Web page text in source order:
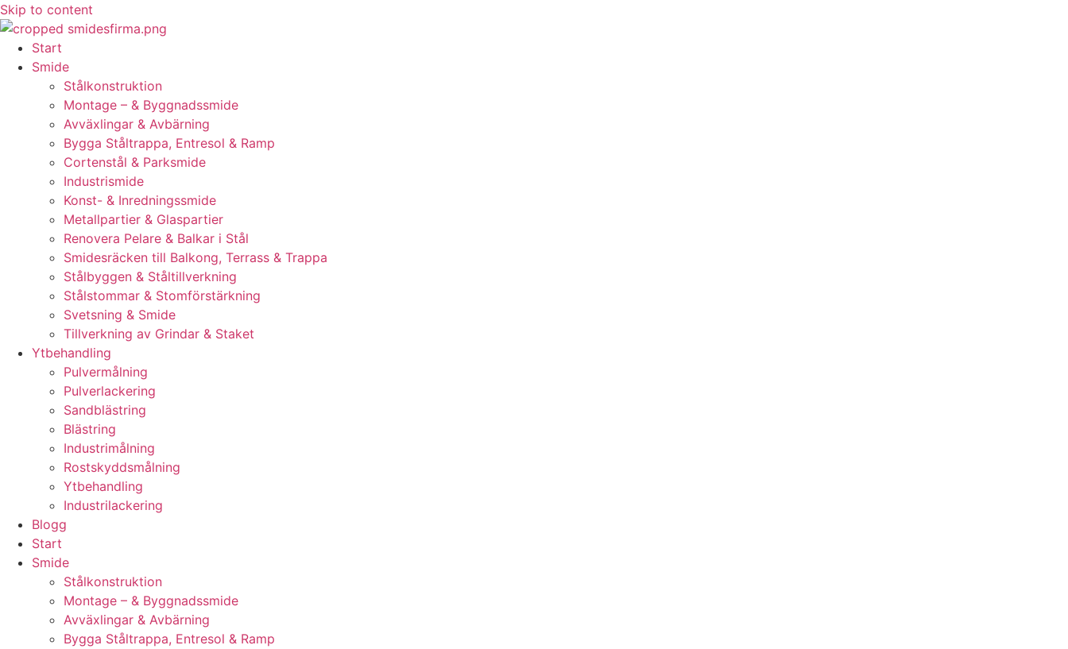
Skip to content
Start
Smide
Stålkonstruktion
Montage – & Byggnadssmide
Avväxlingar & Avbärning
Bygga Ståltrappa, Entresol & Ramp
Cortenstål & Parksmide
Industrismide
Konst- & Inredningssmide
Metallpartier & Glaspartier
Renovera Pelare & Balkar i Stål
Smidesräcken till Balkong, Terrass & Trappa
Stålbyggen & Ståltillverkning
Stålstommar & Stomförstärkning
Svetsning & Smide
Tillverkning av Grindar & Staket
Ytbehandling
Pulvermålning
Pulverlackering
Sandblästring
Blästring
Industrimålning
Rostskyddsmålning
Ytbehandling
Industrilackering
Blogg
Start
Smide
Stålkonstruktion
Montage – & Byggnadssmide
Avväxlingar & Avbärning
Bygga Ståltrappa, Entresol & Ramp